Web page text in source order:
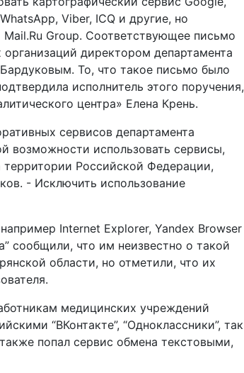
Viber, ICQ и другие, но
Group. Соответствующее письмо
директором департамента
То, что такое письмо было
исполнитель этого поручения,
центра» Елена Крень.
сервисов департамента
возможности использовать сервисы,
Российской Федерации,
- Исключить использование
Internet Explorer, Yandex Browser
сообщили, что им неизвестно о такой
области, но отметили, что их
медицинских учреждений
“ВКонтакте”, “Одноклассники”, так
попал сервис обмена текстовыми,